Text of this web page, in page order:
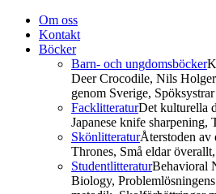
Om oss
Kontakt
Böcker
Barn- och ungdomsböcker
Deer Crocodile, Nils
genom Sverige,
FacklitteraturDet kulturella
Japanese knife sharpening,
SkönlitteraturÅterstoden av
Thrones, Små eldar
StudentlitteraturBehavioral
Biology,